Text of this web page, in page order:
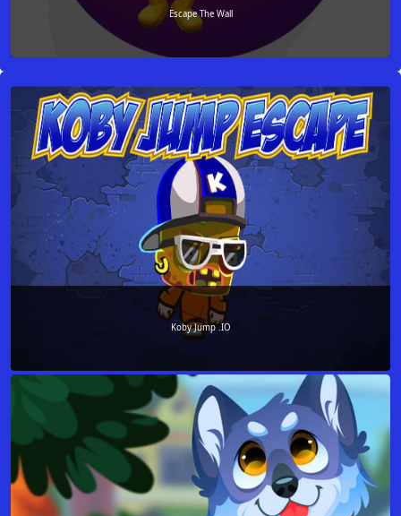
Escape The Wall
Koby Jump .IO